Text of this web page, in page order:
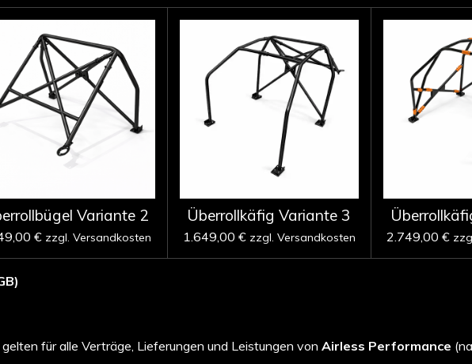
Variante 2
€ zzgl. Versandkosten
Überrollkäfig Variante 3
1.649,00 € zzgl. Versandkosten 2.749,00 €
für alle Verträge, Lieferungen und Leistungen von Airless Performance